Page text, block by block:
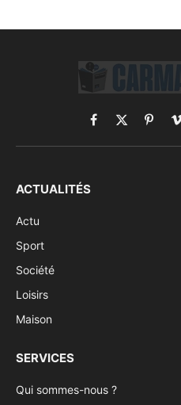
Facebook
X
(Twitter)
ACTUALITÉS
Actu
Sport
Société
Loisirs
Maison
SERVICES
Qui sommes-nous ?